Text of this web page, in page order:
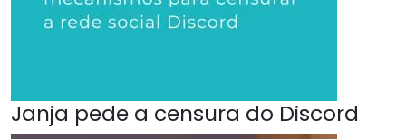
Janja pede a censura do Discord